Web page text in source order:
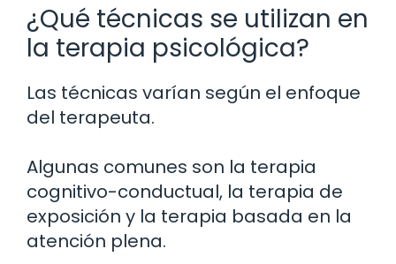
¿Qué técnicas se utilizan en
la terapia psicológica?
Las técnicas varían según el enfoque
del terapeuta.
Algunas comunes son la terapia
cognitivo-conductual, la terapia de
exposición y la terapia basada en la
atención plena.